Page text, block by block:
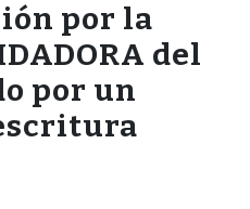
por la
del
por un